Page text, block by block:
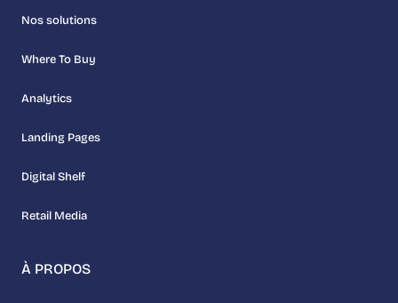
Nos solutions
Where To Buy
Analytics
Landing Pages
Digital Shelf
Retail Media
À PROPOS